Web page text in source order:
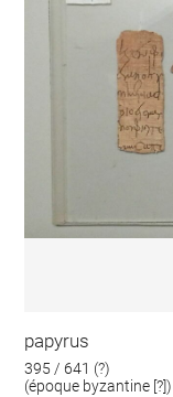
papyrus
395 / 641 (?)
(époque byzantine [?])